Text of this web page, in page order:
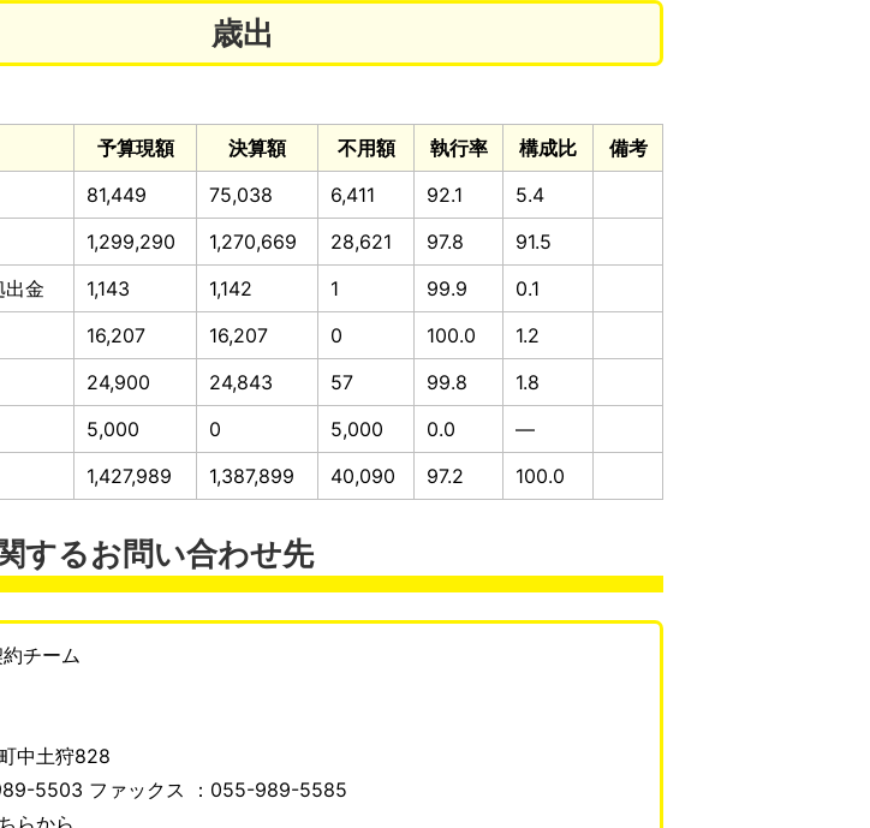
歳出
予算現額 決算額 不用額 執行率 構成比
備考
81,449 75,038 6,411 92.1
5.4
1,299,290 1,270,669 28,621 97.8
91.5
出金
1,143 1,142 1 99.9
0.1
16,207 16,207 0 100.0
1.2
24,900 24,843 57 99.8
1.8
5,000 0 5,000 0.0
—
1,427,989 1,387,899 40,090 97.2 100.0
するお問い合わせ先
チーム
中土狩828
5503 ファックス ：055-989-5585
らから